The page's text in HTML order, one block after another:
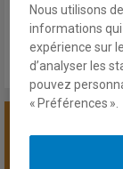
Lien externe
SOUTENIR
Nous utilisons
informations
expérience sur
d’analyser les
pouvez
« Préférences ».